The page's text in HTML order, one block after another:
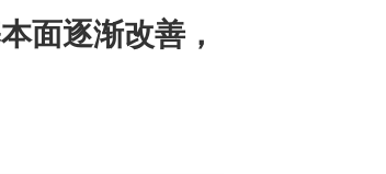
面逐渐改善，